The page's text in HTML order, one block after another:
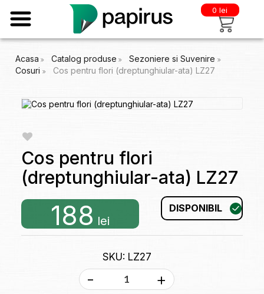
0 lei
Acasa Catalog produse
Sezoniere si Suvenire
Cosuri
Cos pentru flori (dreptunghiular-ata) LZ27
Cos pentru flori
(dreptunghiular-ata) LZ27
188 lei
DISPONIBIL
SKU: LZ27
- +